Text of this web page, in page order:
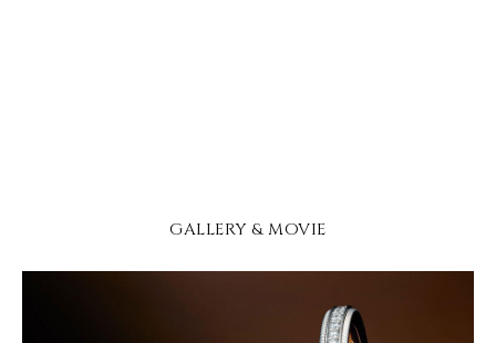
GALLERY & MOVIE